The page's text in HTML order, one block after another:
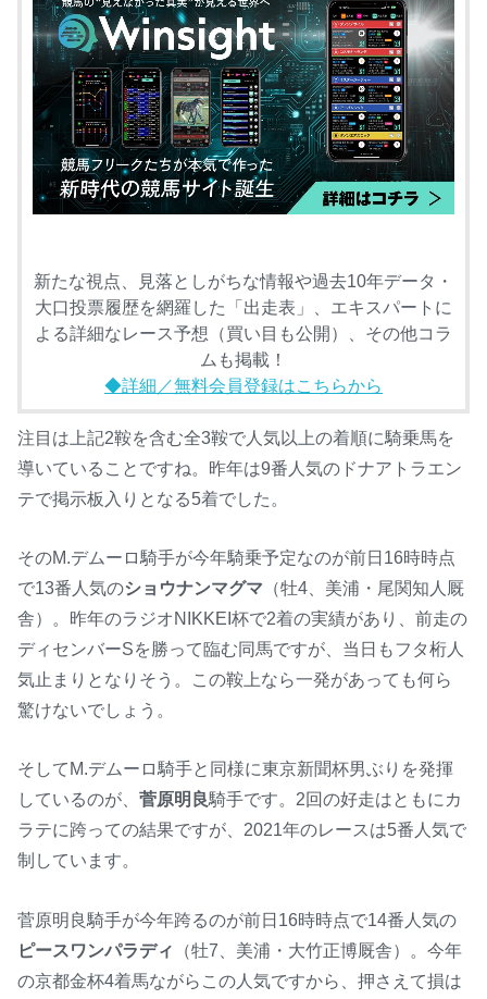
新たな視点、見落としがちな情報や過去10年データ・
大口投票履歴を網羅した「出走表」、エキスパートに
よる詳細なレース予想（買い目も公開）、その他コラ
ムも掲載！
◆詳細／無料会員登録はこちらから
注目は上記2鞍を含む全3鞍で人気以上の着順に騎乗馬を
導いていることですね。昨年は9番人気のドナアトラエン
テで掲示板入りとなる5着でした。
そのM.デムーロ騎手が今年騎乗予定なのが前日16時時点
で13番人気のショウナンマグマ （牡4、美浦・尾関知人厩
舎）。昨年のラジオNIKKEI杯で2着の実績があり、前走の
ディセンバーSを勝って臨む同馬ですが、当日もフタ桁人
気止まりとなりそう。この鞍上なら一発があっても何ら
驚けないでしょう。
そしてM.デムーロ騎手と同様に東京新聞杯男ぶりを発揮
しているのが、菅原明良騎手です。2回の好走はともにカ
ラテに跨っての結果ですが、2021年のレースは5番人気で
制しています。
菅原明良騎手が今年跨るのが前日16時時点で14番人気の
ピースワンパラディ
（牡7、美浦・大竹正博厩舎）。今年
の京都金杯4着馬ながらこの人気ですから、押さえて損は